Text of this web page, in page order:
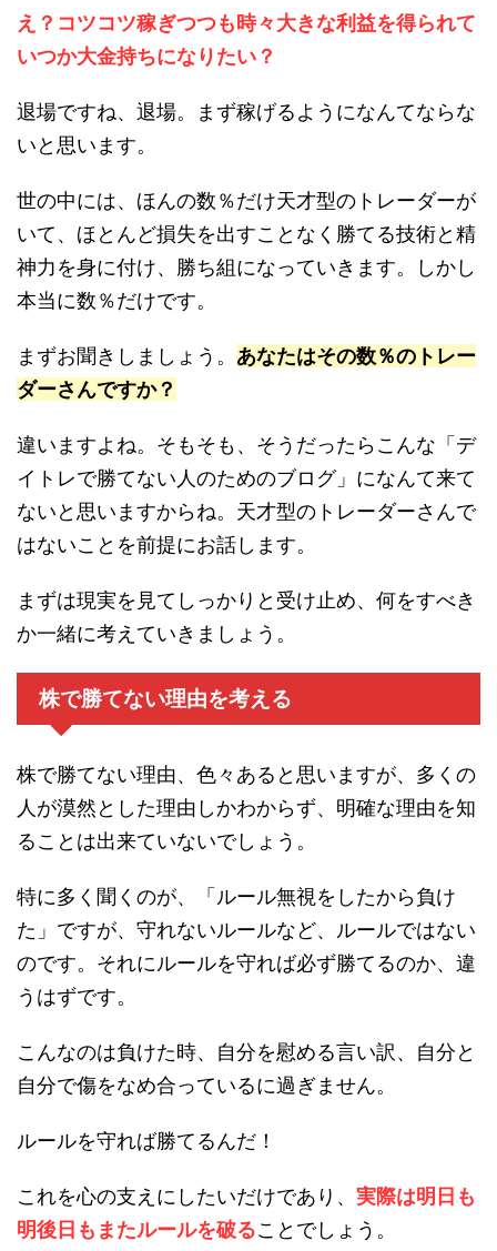
え？コツコツ稼ぎつつも時々大きな利益を得られて
いつか大金持ちになりたい？
退場ですね、退場。まず稼げるようになんてならな
いと思います。
世の中には、ほんの数％だけ天才型のトレーダーが
いて、ほとんど損失を出すことなく勝てる技術と精
神力を身に付け、勝ち組になっていきます。しかし
本当に数％だけです。
まずお聞きしましょう。 あなたはその数％のトレー
ダーさんですか？
違いますよね。そもそも、そうだったらこんな「デ
イトレで勝てない人のためのブログ」になんて来て
ないと思いますからね。天才型のトレーダーさんで
はないことを前提にお話します。
まずは現実を見てしっかりと受け止め、何をすべき
か一緒に考えていきましょう。
株で勝てない理由を考える
株で勝てない理由、色々あると思いますが、多くの
人が漠然とした理由しかわからず、明確な理由を知
ることは出来ていないでしょう。
特に多く聞くのが、「ルール無視をしたから負け
た」ですが、守れないルールなど、ルールではない
のです。それにルールを守れば必ず勝てるのか、違
うはずです。
こんなのは負けた時、自分を慰める言い訳、自分と
自分で傷をなめ合っているに過ぎません。
ルールを守れば勝てるんだ！
これを心の支えにしたいだけであり、 実際は明日も
明後日もまたルールを破ることでしょう。